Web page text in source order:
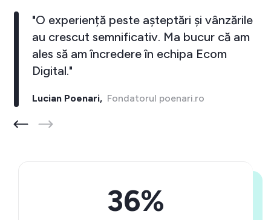
"O experiență peste așteptări și vânzările
au crescut semnificativ. Ma bucur că am
ales să am încredere în echipa Ecom
Digital."
Lucian Poenari,Fondatorul poenari.ro
36%